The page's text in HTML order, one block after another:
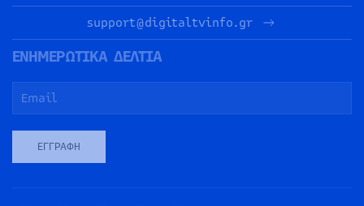
support@digitaltvinfo.gr
ΕΝΗΜΕΡΩΤΙΚΑ ΔΕΛΤΙΑ
ΕΓΓΡΑΦΉ